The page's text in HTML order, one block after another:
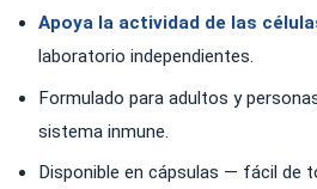
Apoya la actividad de las
laboratorio independientes.
Formulado para adultos y
sistema inmune.
Disponible en cápsulas — fácil de